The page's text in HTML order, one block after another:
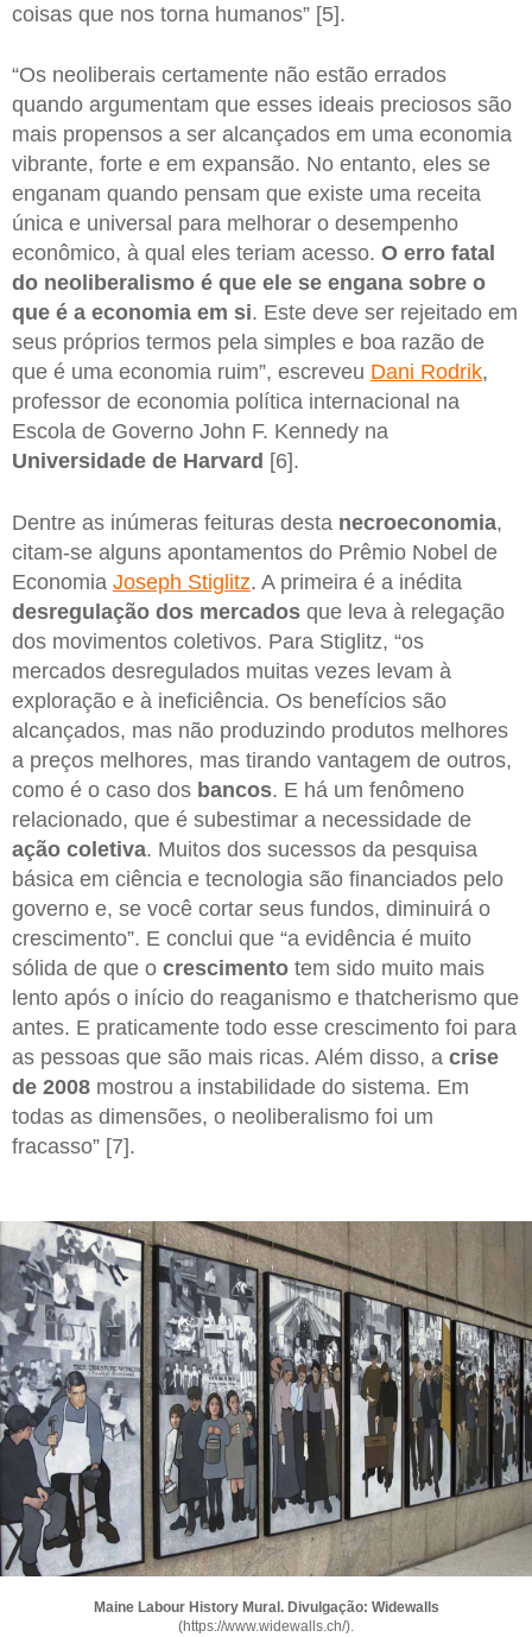
coisas que nos torna humanos” [5].
“Os neoliberais certamente não estão errados
quando argumentam que esses ideais preciosos são
mais propensos a ser alcançados em uma economia
vibrante, forte e em expansão. No entanto, eles se
enganam quando pensam que existe uma receita
única e universal para melhorar o desempenho
econômico, à qual eles teriam acesso. O erro fatal
do neoliberalismo é que ele se engana sobre o
que é a economia em si. Este deve ser rejeitado em
seus próprios termos pela simples e boa razão de
que é uma economia ruim”, escreveu Dani Rodrik,
professor de economia política internacional na
Escola de Governo John F. Kennedy na
Universidade de Harvard [6].
Dentre as inúmeras feituras desta necroeconomia,
citam-se alguns apontamentos do Prêmio Nobel de
Economia Joseph Stiglitz. A primeira é a inédita
desregulação dos mercados que leva à relegação
dos movimentos coletivos. Para Stiglitz, “os
mercados desregulados muitas vezes levam à
exploração e à ineficiência. Os benefícios são
alcançados, mas não produzindo produtos melhores
a preços melhores, mas tirando vantagem de outros,
como é o caso dos bancos. E há um fenômeno
relacionado, que é subestimar a necessidade de
ação coletiva. Muitos dos sucessos da pesquisa
básica em ciência e tecnologia são financiados pelo
governo e, se você cortar seus fundos, diminuirá o
crescimento”. E conclui que “a evidência é muito
sólida de que o crescimento tem sido muito mais
lento após o início do reaganismo e thatcherismo que
antes. E praticamente todo esse crescimento foi para
as pessoas que são mais ricas. Além disso, a crise
de 2008 mostrou a instabilidade do sistema. Em
todas as dimensões, o neoliberalismo foi um
fracasso” [7].
Maine Labour History Mural. Divulgação: Widewalls
(https://www.widewalls.ch/).